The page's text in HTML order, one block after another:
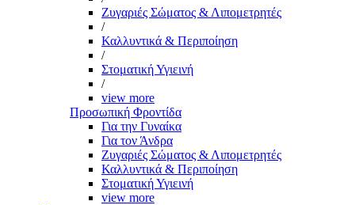
Ζυγαριές Σώματος & Λιπομετρητές
/
Καλλυντικά & Περιποίηση
/
Στοματική Υγιεινή
/
view more
Προσωπική Φροντίδα
Για την Γυναίκα
Για τον Άνδρα
Ζυγαριές Σώματος & Λιπομετρητές
Καλλυντικά & Περιποίηση
Στοματική Υγιεινή
view more